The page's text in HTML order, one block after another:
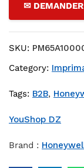
✉
SKU:
Category:
Tags: B2B,
YouShop DZ
Brand :